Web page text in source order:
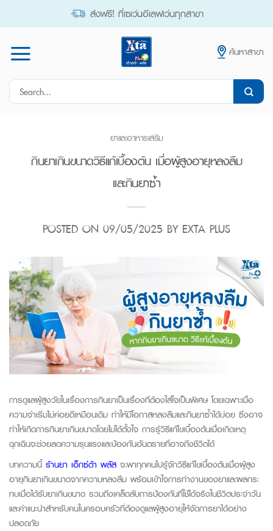
ส่งฟรี! ที่เซเว่นอีเลฟเว่นทุกสาขา
ค้นหาสาขา
Search
ยาและอาหารเสริม
กินยาเกินขนาดวิธีแก้เบื้องต้น เมื่อผู้สูงอายุหลงลืม
และกินยาซ้ำ
POSTED ON 09/05/2025 BY EXTA PLUS
การดูแลผู้สูงวัยในเรื่องการกินยาเป็นเรื่องที่ต้องใส่ใจเป็นพิเศษ โดยเฉพาะเมื่อ
ความจำเริ่มไม่ค่อยดีเหมือนเดิม ทำให้มีโอกาสหลงลืมและกินยาซ้ำได้บ่อย ซึ่งอาจ
ทำให้เกิดการกินยาเกินขนาดโดยไม่ได้ตั้งใจ การรู้วิธีแก้ไขเบื้องต้นเมื่อเกิดเหตุ
ฉุกเฉินจะช่วยลดความรุนแรงและป้องกันอันตรายที่อาจถึงชีวิตได้
บทความนี้ ร้านยา เอ็กซ์ต้า พลัส จะพาทุกคนไปรู้จักวิธีแก้ไขเบื้องต้นเมื่อผู้สูง
อายุกินยาเกินขนาดจากความหลงลืม พร้อมเข้าใจการทำงานของยาและผลกระ
ทบเมื่อได้รับยาเกินขนาด รวมถึงเคล็ดลับการป้องกันที่ใช้ได้จริงในชีวิตประจำวัน
และคำแนะนำสำหรับคนในครอบครัวที่ต้องดูแลผู้สูงอายุให้จัดการยาได้อย่าง
ปลอดภัย